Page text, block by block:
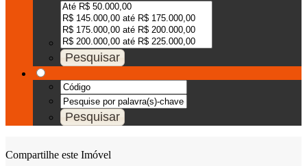
Compartilhe este Imóvel